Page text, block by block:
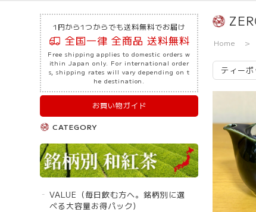
1円から1つからでも送料無料でお届け
全国一律 全商品 送料無料
Free shipping applies to domestic orders w
ithin Japan only. For international order
s, shipping rates will vary depending on t
he destination.
お買い物ガイド
CATEGORY
VALUE（毎日飲む方へ。銘柄別に選
べる大容量お得パック）
Home
ティーポ